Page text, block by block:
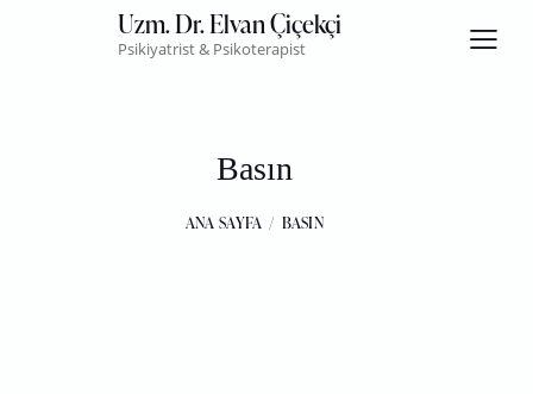
Uzm. Dr. Elvan Çiçekçi
Psikiyatrist & Psikoterapist
Basın
ANA SAYFA BASIN